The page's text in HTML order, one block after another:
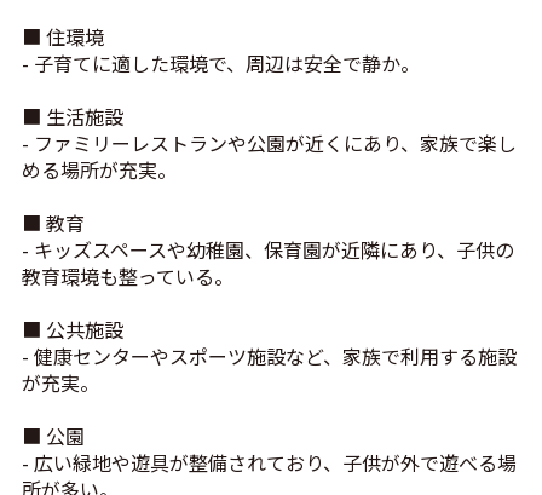
■ 住環境
- 子育てに適した環境で、周辺は安全で静か。
■ 生活施設
- ファミリーレストランや公園が近くにあり、家族で楽し
める場所が充実。
■ 教育
- キッズスペースや幼稚園、保育園が近隣にあり、子供の
教育環境も整っている。
■ 公共施設
- 健康センターやスポーツ施設など、家族で利用する施設
が充実。
■ 公園
- 広い緑地や遊具が整備されており、子供が外で遊べる場
所が多い。